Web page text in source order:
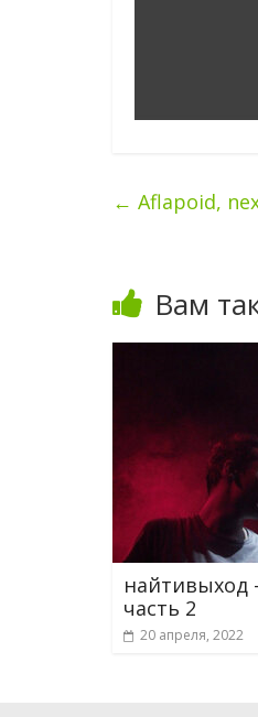
← Aflapoid,
Вам
часть 2
20 апреля, 2022